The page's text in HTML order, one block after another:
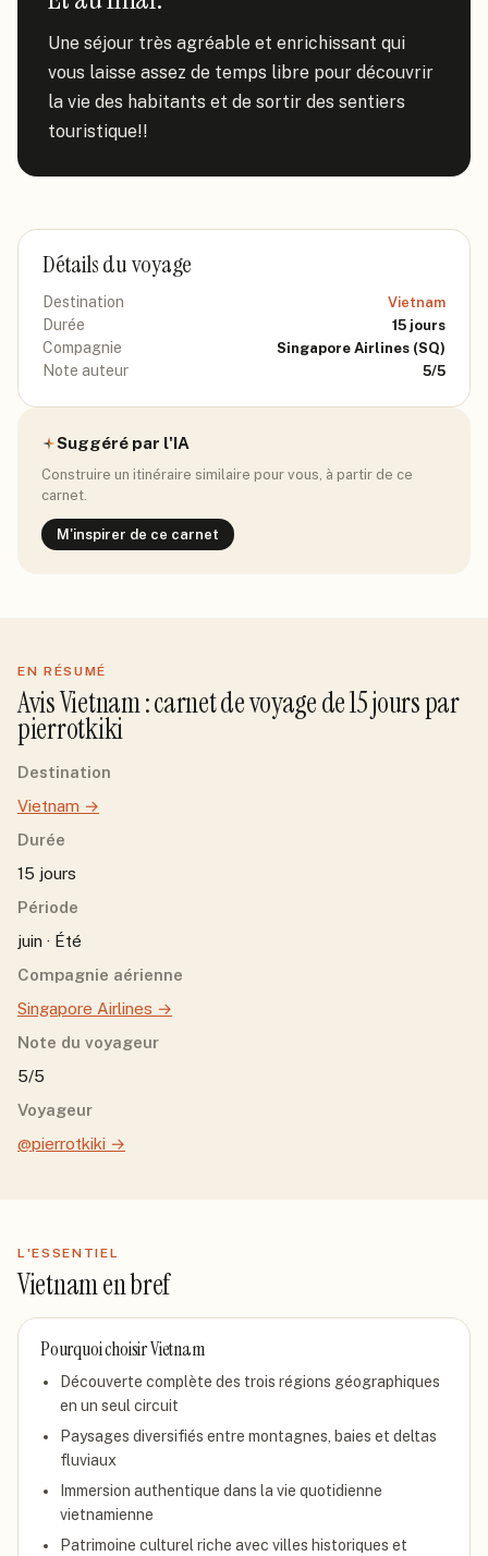
Une séjour très agréable et enrichissant qui
vous laisse assez de temps libre pour découvrir
la vie des habitants et de sortir des sentiers
touristique!!
Détails du voyage
Destination Vietnam
Durée 15 jours
Compagnie Singapore Airlines (SQ)
Note auteur 5/5
Suggéré par l'IA
Construire un itinéraire similaire pour vous, à partir de ce
carnet.
M'inspirer de ce carnet
EN RÉSUMÉ
AvisVietnam: carnet de voyage de15jourspar
pierrotkiki
Destination
Vietnam →
Durée
15 jours
Période
juin · Été
Compagnie aérienne
Singapore Airlines →
Note du voyageur
5/5
Voyageur
@pierrotkiki →
L'ESSENTIEL
Vietnamen bref
Pourquoi choisirVietnam
Découverte complète des trois régions géographiques
en un seul circuit
Paysages diversifiés entre montagnes, baies et deltas
fluviaux
Immersion authentique dans la vie quotidienne
vietnamienne
Patrimoine culturel riche avec villes historiques et